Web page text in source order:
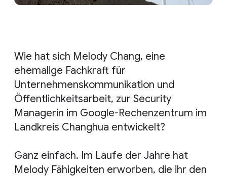
Wie hat sich Melody Chang, eine
ehemalige Fachkraft für
Unternehmenskommunikation und
Öffentlichkeitsarbeit, zur Security
Managerin im Google-Rechenzentrum im
Landkreis Changhua entwickelt?
Ganz einfach. Im Laufe der Jahre hat
Melody Fähigkeiten erworben, die ihr den